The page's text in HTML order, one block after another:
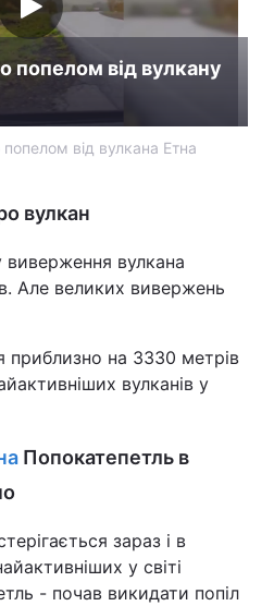
Вакансії
попелом від вулкану
від вулкана Етна
вулкан
вулкана
Але великих вивержень
приблизно на 3330 метрів
вулканів у
Попокатепетль в
зараз і в
у світі
- почав викидати попіл